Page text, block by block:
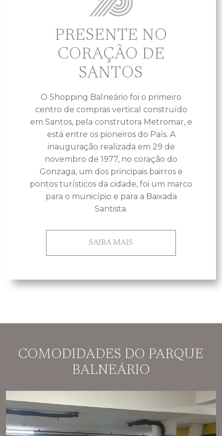
PRESENTE NO
CORAÇÃO DE
SANTOS
O Shopping Balneário foi o primeiro
centro de compras vertical construído
em Santos, pela construtora Metromar, e
está entre os pioneiros do País. A
inauguração realizada em 29 de
novembro de 1977, no coração do
Gonzaga, um dos principais bairros e
pontos turísticos da cidade, foi um marco
para o município e para a Baixada
Santista.
SAIBA MAIS
COMODIDADES DO PARQUE
BALNEÁRIO